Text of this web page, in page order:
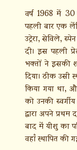
वर्ष 1968 में
पहली बार एक
उट्रेरा, सेविले,
दी। इस पहली
भक्तों ने इसकी
दिया। ठीक
किया गया था,
को उनकी
द्वारा अपने
बाद में यीशु का
वहाँ स्थापित की